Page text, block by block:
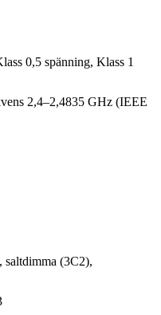
0,5 spänning, Klass 1
2,4–2,4835 GHz (IEEE
saltdimma (3C2),